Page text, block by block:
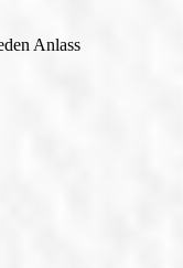
Anlass